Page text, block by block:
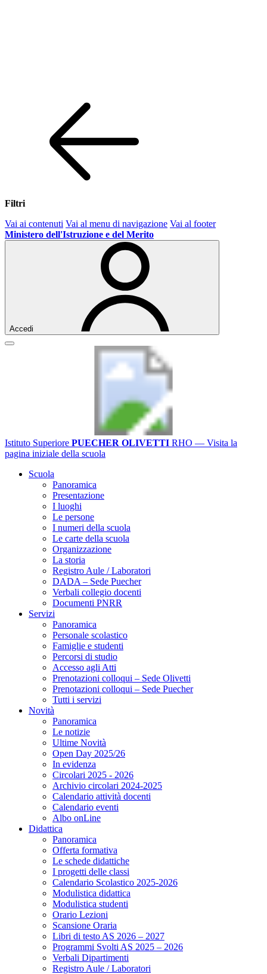
Filtri
Vai ai contenuti Vai al menu di navigazione Vai al footer
Ministero dell'Istruzione e del Merito
Accedi
Istituto Superiore PUECHER OLIVETTI RHO — Visita la
pagina iniziale della scuola
Scuola
Panoramica
Presentazione
I luoghi
Le persone
I numeri della scuola
Le carte della scuola
Organizzazione
La storia
Registro Aule / Laboratori
DADA – Sede Puecher
Verbali collegio docenti
Documenti PNRR
Servizi
Panoramica
Personale scolastico
Famiglie e studenti
Percorsi di studio
Accesso agli Atti
Prenotazioni colloqui – Sede Olivetti
Prenotazioni colloqui – Sede Puecher
Tutti i servizi
Novità
Panoramica
Le notizie
Ultime Novità
Open Day 2025/26
In evidenza
Circolari 2025 - 2026
Archivio circolari 2024-2025
Calendario attività docenti
Calendario eventi
Albo onLine
Didattica
Panoramica
Offerta formativa
Le schede didattiche
I progetti delle classi
Calendario Scolastico 2025-2026
Modulistica didattica
Modulistica studenti
Orario Lezioni
Scansione Oraria
Libri di testo AS 2026 – 2027
Programmi Svolti AS 2025 – 2026
Verbali Dipartimenti
Registro Aule / Laboratori